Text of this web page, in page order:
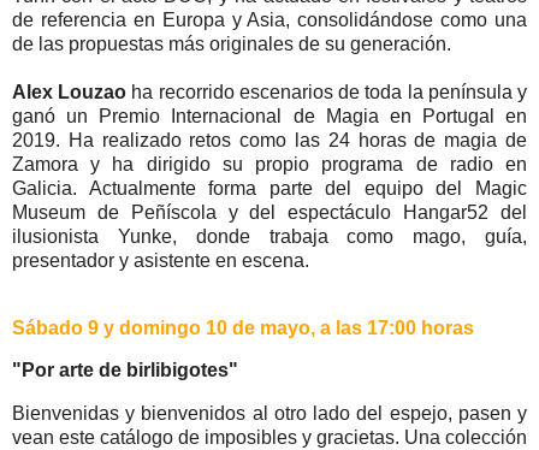
de referencia en Europa y Asia, consolidándose como una
de las propuestas más originales de su generación.
Alex Louzao ha recorrido escenarios de toda la península y
ganó un Premio Internacional de Magia en Portugal en
2019. Ha realizado retos como las 24 horas de magia de
Zamora y ha dirigido su propio programa de radio en
Galicia. Actualmente forma parte del equipo del Magic
Museum de Peñíscola y del espectáculo Hangar52 del
ilusionista Yunke, donde trabaja como mago, guía,
presentador y asistente en escena.
Sábado 9 y domingo 10 de mayo, a las 17:00 horas
"Por arte de birlibigotes"
Bienvenidas y bienvenidos al otro lado del espejo, pasen y
vean este catálogo de imposibles y gracietas. Una colección